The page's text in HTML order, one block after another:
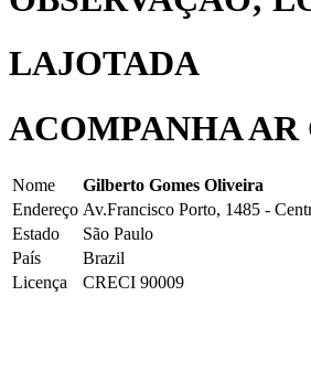
LAJOTADA
ACOMPANHA
Nome
Gilberto Gomes Oliveira
Endereço Av.Francisco Porto, 1485 -
Estado
São Paulo
País
Brazil
Licença
CRECI 90009